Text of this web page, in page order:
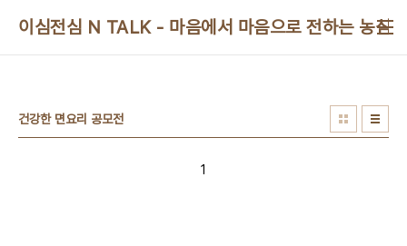
이심전심 N TALK - 마음에서 마음으로 전하는 농심
건강한 면요리 공모전
1